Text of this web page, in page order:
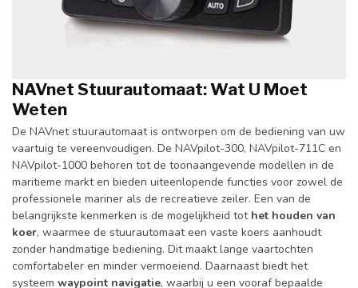
NAVnet Stuurautomaat: Wat U Moet
Weten
De NAVnet stuurautomaat is ontworpen om de bediening van uw
vaartuig te vereenvoudigen. De NAVpilot-300, NAVpilot-711C en
NAVpilot-1000 behoren tot de toonaangevende modellen in de
maritieme markt en bieden uiteenlopende functies voor zowel de
professionele mariner als de recreatieve zeiler. Een van de
belangrijkste kenmerken is de mogelijkheid tot het houden van
koer, waarmee de stuurautomaat een vaste koers aanhoudt
zonder handmatige bediening. Dit maakt lange vaartochten
comfortabeler en minder vermoeiend. Daarnaast biedt het
systeem waypoint navigatie, waarbij u een vooraf bepaalde